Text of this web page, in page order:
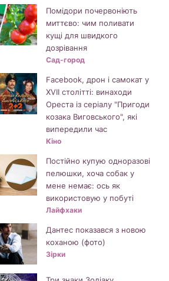
Помідори почервоніють
миттєво: чим поливати
кущі для швидкого
дозрівання
Сад-город
Facebook, дрон і самокат у
XVII столітті: винаходи
Ореста із серіалу "Пригоди
козака Виговського", які
випередили час
Кіно
Постійно купую одноразові
пелюшки, хоча собак у
мене немає: ось як
використовую у побуті
Лайфхаки
Дантес показався з новою
коханою (фото)
Зірки